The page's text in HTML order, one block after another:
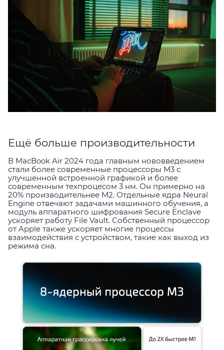
Ещё больше производительности
В MacBook Air 2024 года главным нововведением
стали более современные процессоры M3 с
улучшенной встроенной графикой и более
современным техпроцесом 3 нм. Он примерно на
20% производительнее M2. Отдельные ядра Neural
Engine отвечают задачами машинного обучения, а
модуль аппаратного шифрования Secure Enclave
ускоряет работу File Vault. Собственный процессор
от Apple также ускоряет многие процессы
взаимодействия с устройством, такие как выход из
режима сна.